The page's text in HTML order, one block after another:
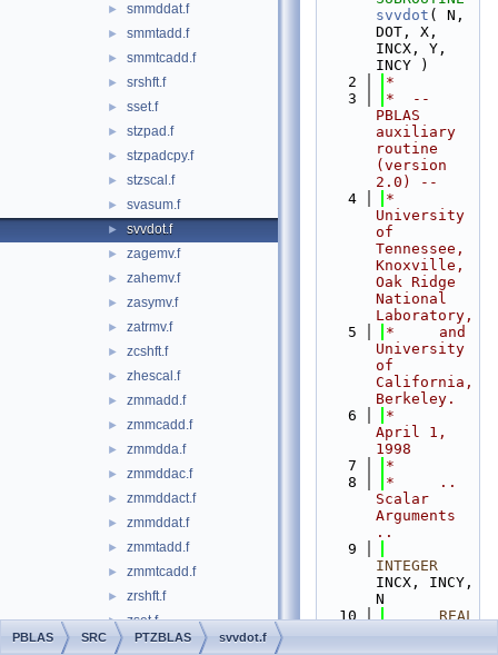
► smmddat.f
► smmtadd.f
► smmtcadd.f
► srshft.f
► sset.f
► stzpad.f
► stzpadcpy.f
► stzscal.f
► svasum.f
► svvdot.f
► zagemv.f
► zahemv.f
► zasymv.f
► zatrmv.f
► zcshft.f
► zhescal.f
► zmmadd.f
► zmmcadd.f
► zmmdda.f
► zmmddac.f
► zmmddact.f
► zmmddat.f
► zmmtadd.f
► zmmtcadd.f
► zrshft.f
► zset.f
► zsymv.f
svvdot ( N,
DOT, X,
INCX, Y,
INCY )
    2
*
    3
*  --
PBLAS
auxiliary
routine
(version
2.0) --
    4
*
University
of
Tennessee,
Knoxville,
Oak Ridge
National
Laboratory,
    5
*     and
University
of
California,
Berkeley.
    6
*
April 1,
1998
    7
*
    8
*     ..
Scalar
Arguments
..
    9
INTEGER
INCX, INCY,
N
   10
      REAL
DOT
PBLAS SRC PTZBLAS svvdot.f